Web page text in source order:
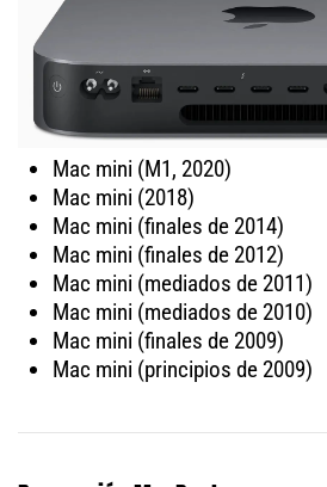
Mac mini (M1, 2020)
Mac mini (2018)
Mac mini (finales de 2014)
Mac mini (finales de 2012)
Mac mini (mediados de 2011)
Mac mini (mediados de 2010)
Mac mini (finales de 2009)
Mac mini (principios de 2009)